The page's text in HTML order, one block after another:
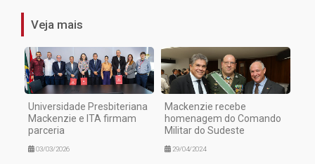
Veja mais
Universidade Presbiteriana
Mackenzie e ITA firmam
parceria
03/03/2026
Mackenzie recebe
homenagem do Comando
Militar do Sudeste
29/04/2024